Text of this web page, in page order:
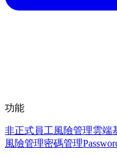
功能
非正式員工風險管理雲端
風險管理密碼管理